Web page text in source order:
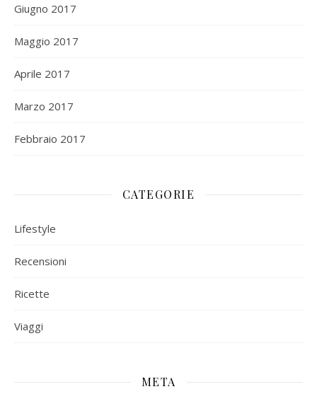
Giugno 2017
Maggio 2017
Aprile 2017
Marzo 2017
Febbraio 2017
CATEGORIE
Lifestyle
Recensioni
Ricette
Viaggi
META